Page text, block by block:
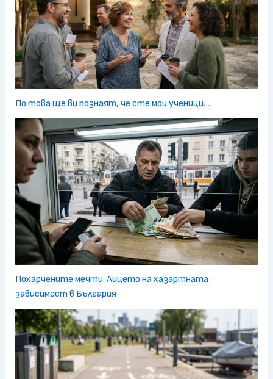
По това ще ви познаят, че сте мои ученици…
Похарчените мечти: Лицето на хазартната
зависимост в България